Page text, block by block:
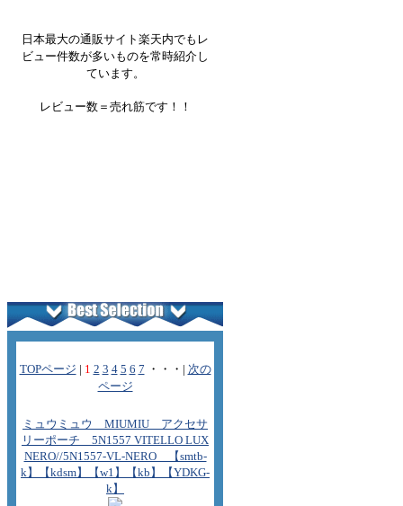
日本最大の通販サイト楽天内でもレ
ビュー件数が多いものを常時紹介し
ています。
レビュー数＝売れ筋です！！
TOPページ | 1 2 3 4 5 6 7 ・・・| 次の
ページ
ミュウミュウ MIUMIU アクセサ
リーポーチ 5N1557 VITELLO LUX
NERO//5N1557-VL-NERO 【smtb-
k】【kdsm】【w1】【kb】【YDKG-
k】